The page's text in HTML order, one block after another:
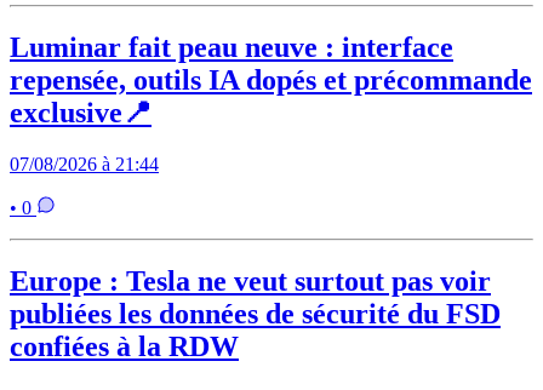
Luminar fait peau neuve : interface
repensée, outils IA dopés et précommande
exclusive📍
07/08/2026 à 21:44
• 0
Europe : Tesla ne veut surtout pas voir
publiées les données de sécurité du FSD
confiées à la RDW